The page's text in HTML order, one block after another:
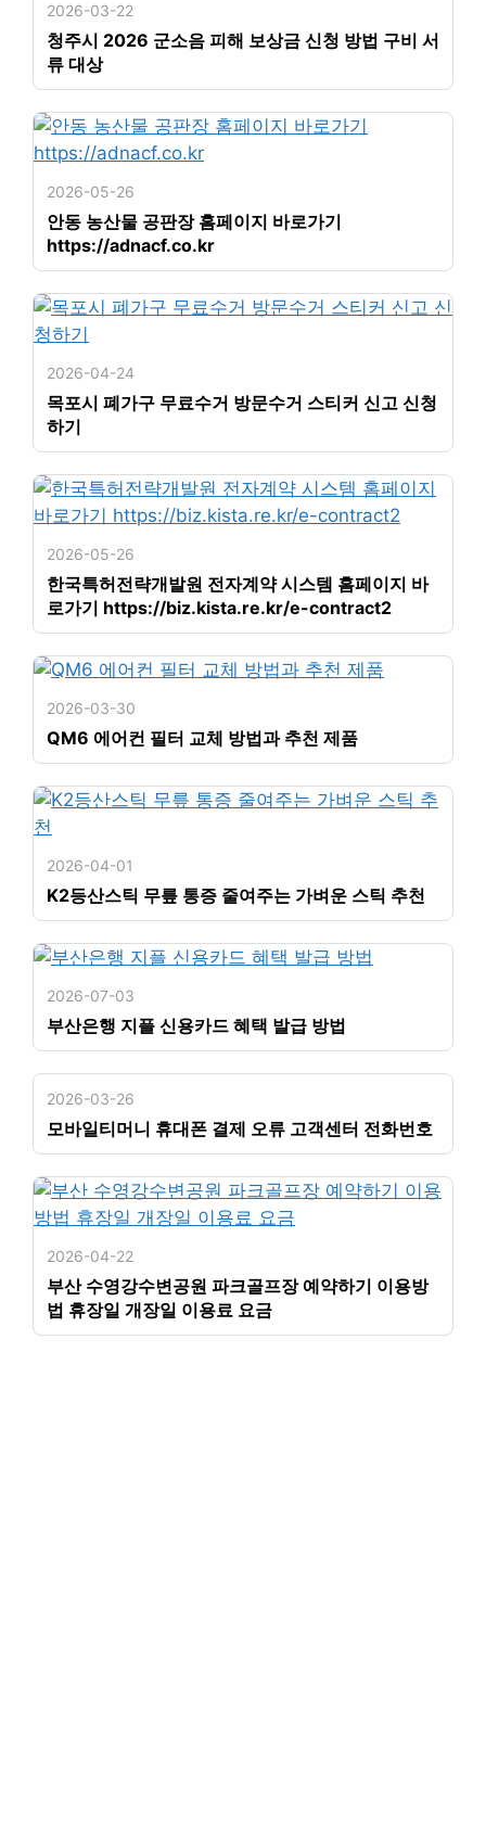
2026-03-22
청주시 2026 군소음 피해 보상금 신청 방법 구비 서
류 대상
2026-05-26
안동 농산물 공판장 홈페이지 바로가기
https://adnacf.co.kr
2026-04-24
목포시 폐가구 무료수거 방문수거 스티커 신고 신청
하기
2026-05-26
한국특허전략개발원 전자계약 시스템 홈페이지 바
로가기 https://biz.kista.re.kr/e-contract2
2026-03-30
QM6 에어컨 필터 교체 방법과 추천 제품
2026-04-01
K2등산스틱 무릎 통증 줄여주는 가벼운 스틱 추천
2026-07-03
부산은행 지플 신용카드 혜택 발급 방법
2026-03-26
모바일티머니 휴대폰 결제 오류 고객센터 전화번호
2026-04-22
부산 수영강수변공원 파크골프장 예약하기 이용방
법 휴장일 개장일 이용료 요금